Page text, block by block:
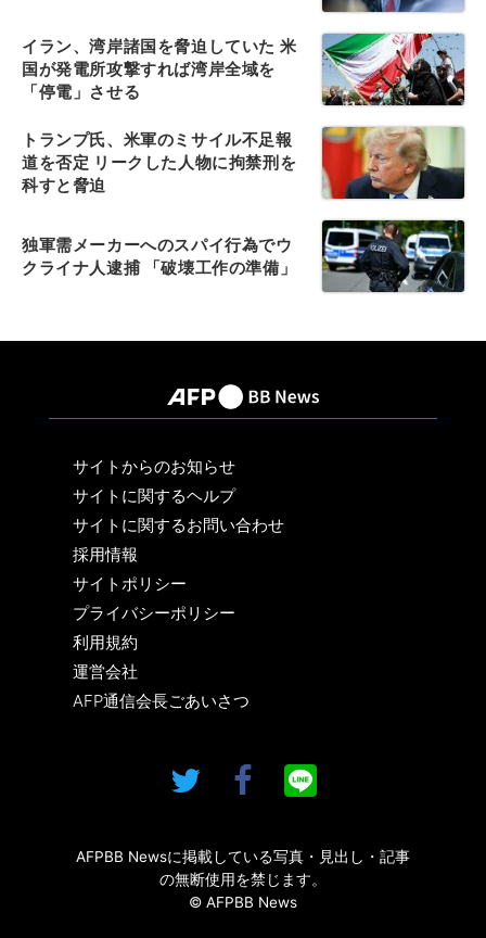
イラン、湾岸諸国を脅迫していた 米
国が発電所攻撃すれば湾岸全域を
「停電」させる
トランプ氏、米軍のミサイル不足報
道を否定 リークした人物に拘禁刑を
科すと脅迫
独軍需メーカーへのスパイ行為でウ
クライナ人逮捕 「破壊工作の準備」
サイトからのお知らせ
サイトに関するヘルプ
サイトに関するお問い合わせ
採用情報
サイトポリシー
プライバシーポリシー
利用規約
運営会社
AFP通信会長ごあいさつ
AFPBB Newsに掲載している写真・見出し・記事
の無断使用を禁じます。
© AFPBB News